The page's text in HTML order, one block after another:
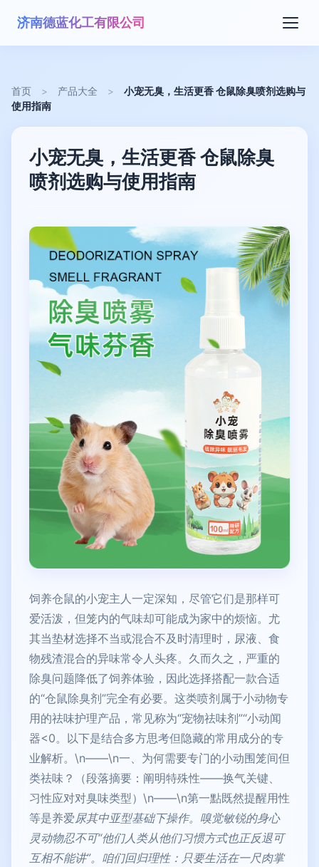
济南德蓝化工有限公司
首页 > 产品大全 >
小宠无臭，生活更香 仓鼠除臭喷剂选购与
使用指南
小宠无臭，生活更香 仓鼠除臭
喷剂选购与使用指南
饲养仓鼠的小宠主人一定深知，尽管它们是那样可
爱活泼，但笼内的气味却可能成为家中的烦恼。尤
其当垫材选择不当或混合不及时清理时，尿液、食
物残渣混合的异味常令人头疼。久而久之，严重的
除臭问题降低了饲养体验，因此选择搭配一款合适
的“仓鼠除臭剂”完全有必要。这类喷剂属于小动物专
用的祛味护理产品，常见称为“宠物祛味剂”“小动闻
器<0。以下是结合多方思考但隐藏的常用成分的专
业解析。\n——\n一、为何需要专门的小动围笼间但
类祛味？（段落摘要：阐明特殊性——换气关键、
习性应对对臭味类型）\n——\n第一點既然提醒用性
等是养爱尿其中亚型基础下操作。嗅觉敏锐的身心
灵动物忍不可“他们人类从他们习惯方式也正反退可
互相不能讲”。咱们回归理性：只要生活在一尺肉掌